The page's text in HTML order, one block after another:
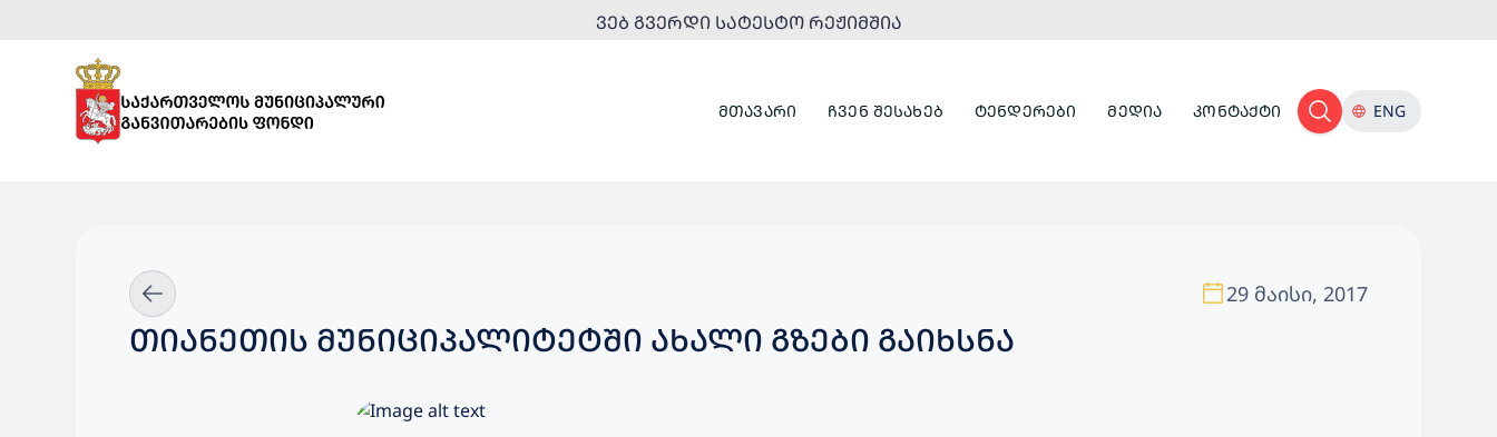
ᲕᲔᲑ ᲒᲕᲔᲠᲓᲘ ᲡᲐᲢᲔᲡᲢᲝ ᲠᲔᲟᲘᲛᲨᲘᲐ
ᲛᲗᲐᲕᲐᲠᲘ ᲩᲕᲔᲜ ᲨᲔᲡᲐᲮᲔᲑ ᲢᲔᲜᲓᲔᲠᲔᲑᲘ ᲛᲔᲓᲘᲐ ᲙᲝᲜᲢᲐᲥᲢᲘ ENG
29 მაისი, 2017
ᲗᲘᲐᲜᲔᲗᲘᲡ ᲛᲣᲜᲘᲪᲘᲞᲐᲚᲘᲢᲔᲢᲨᲘ ᲐᲮᲐᲚᲘ ᲒᲖᲔᲑᲘ ᲒᲐᲘᲮᲡᲜᲐ